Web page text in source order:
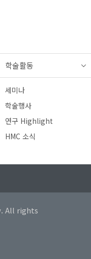
학술활동
세미나
학술행사
연구 Highlight
HMC 소식
All rights